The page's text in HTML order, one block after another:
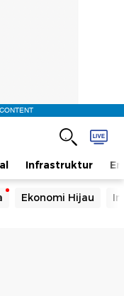
Infrastruktur
Ekonomi Hijau